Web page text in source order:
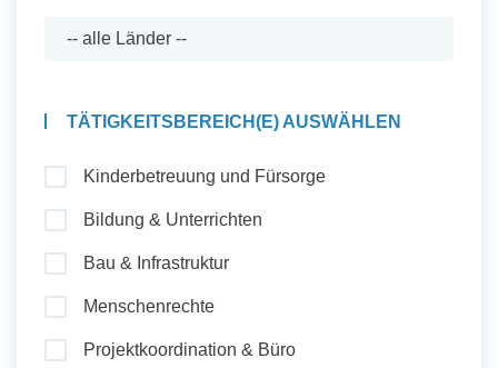
Auslandserfahrung Sammeln
Initiativbewerbung
TÄTIGKEITSBEREICH(E) AUSWÄHLEN
Kinderbetreuung und Fürsorge
Bildung & Unterrichten
Bau & Infrastruktur
Menschenrechte
Projektkoordination & Büro